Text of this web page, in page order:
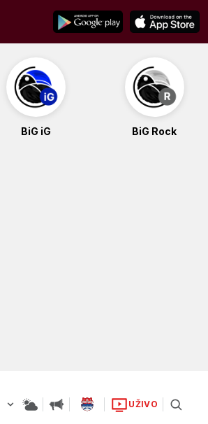
BiG iG BiG Rock
UŽIVO